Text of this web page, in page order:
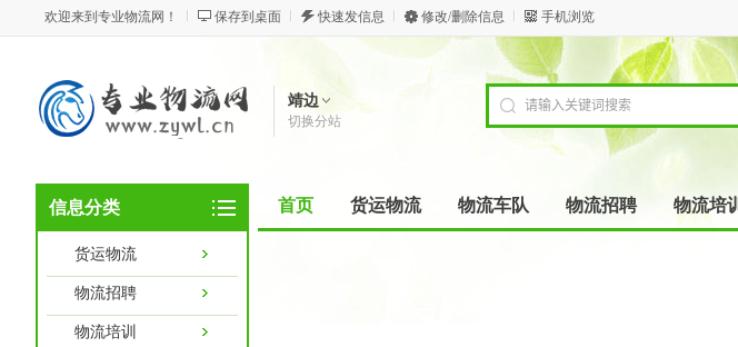
欢迎来到专业物流网！ 保存到桌面 快速发信息 修改/删除信息 手机浏览
靖边
切换分站
信息分类
货运物流
物流招聘
物流培训
首页 货运物流 物流车队 物流招聘 物流培训